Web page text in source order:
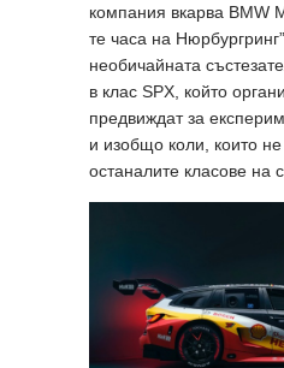
компания вкарва BMW
те часа на
необичайната
в клас SPX, който
предвиждат за
и изобщо коли, които не
останалите класове на